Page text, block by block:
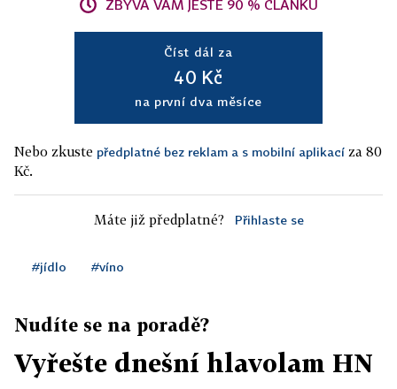
ZBÝVÁ VÁM JEŠTĚ 90 % ČLÁNKU
Číst dál za
40 Kč
na první dva měsíce
Nebo zkuste předplatné bez reklam a s mobilní aplikací za 80
Kč.
Máte již předplatné? Přihlaste se
#jídlo #víno
Nudíte se na poradě?
Vyřešte dnešní hlavolam HN